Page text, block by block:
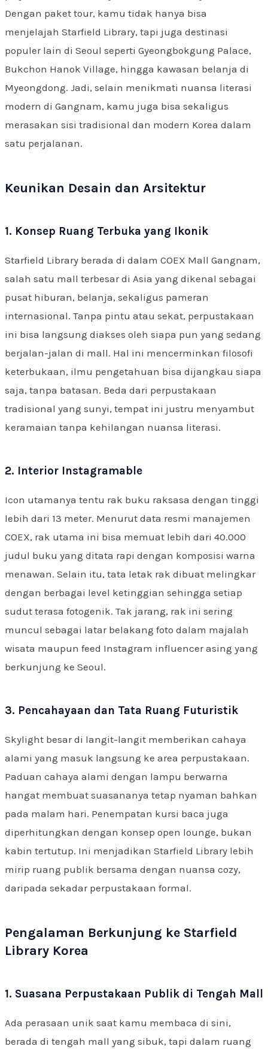
Dengan paket tour, kamu tidak hanya bisa
menjelajah Starfield Library, tapi juga destinasi
populer lain di Seoul seperti Gyeongbokgung Palace,
Bukchon Hanok Village, hingga kawasan belanja di
Myeongdong. Jadi, selain menikmati nuansa literasi
modern di Gangnam, kamu juga bisa sekaligus
merasakan sisi tradisional dan modern Korea dalam
satu perjalanan.
Keunikan Desain dan Arsitektur
1. Konsep Ruang Terbuka yang Ikonik
Starfield Library berada di dalam COEX Mall Gangnam,
salah satu mall terbesar di Asia yang dikenal sebagai
pusat hiburan, belanja, sekaligus pameran
internasional. Tanpa pintu atau sekat, perpustakaan
ini bisa langsung diakses oleh siapa pun yang sedang
berjalan-jalan di mall. Hal ini mencerminkan filosofi
keterbukaan, ilmu pengetahuan bisa dijangkau siapa
saja, tanpa batasan. Beda dari perpustakaan
tradisional yang sunyi, tempat ini justru menyambut
keramaian tanpa kehilangan nuansa literasi.
2. Interior Instagramable
Icon utamanya tentu rak buku raksasa dengan tinggi
lebih dari 13 meter. Menurut data resmi manajemen
COEX, rak utama ini bisa memuat lebih dari 40.000
judul buku yang ditata rapi dengan komposisi warna
menawan. Selain itu, tata letak rak dibuat melingkar
dengan berbagai level ketinggian sehingga setiap
sudut terasa fotogenik. Tak jarang, rak ini sering
muncul sebagai latar belakang foto dalam majalah
wisata maupun feed Instagram influencer asing yang
berkunjung ke Seoul.
3. Pencahayaan dan Tata Ruang Futuristik
Skylight besar di langit-langit memberikan cahaya
alami yang masuk langsung ke area perpustakaan.
Paduan cahaya alami dengan lampu berwarna
hangat membuat suasananya tetap nyaman bahkan
pada malam hari. Penempatan kursi baca juga
diperhitungkan dengan konsep open lounge, bukan
kabin tertutup. Ini menjadikan Starfield Library lebih
mirip ruang publik bersama dengan nuansa cozy,
daripada sekadar perpustakaan formal.
Pengalaman Berkunjung ke Starfield
Library Korea
1. Suasana Perpustakaan Publik di Tengah Mall
Ada perasaan unik saat kamu membaca di sini,
berada di tengah mall yang sibuk, tapi dalam ruang